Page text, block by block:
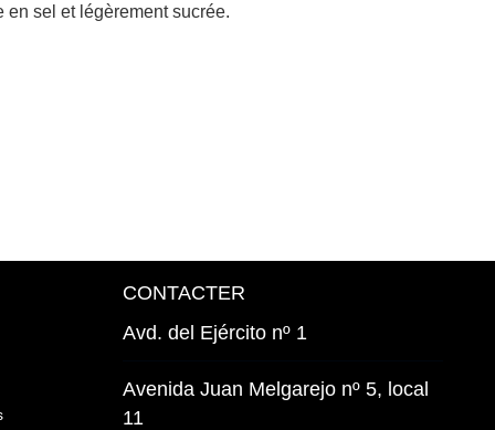
sel et légèrement sucrée.
CONTACTER
Avd. del Ejército nº 1
Avenida Juan Melgarejo nº 5, local
11